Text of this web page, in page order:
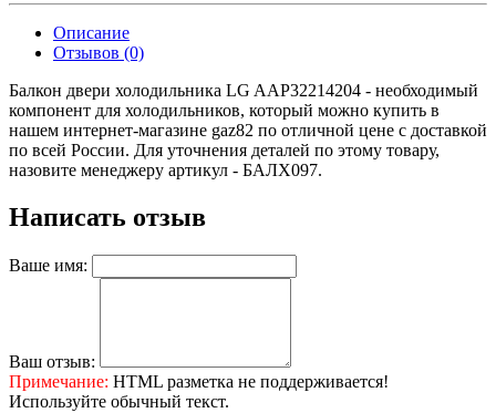
Описание
Отзывов (0)
Балкон двери холодильника LG AAP32214204 - необходимый
компонент для холодильников, который можно купить в
нашем интернет-магазине gaz82 по отличной цене с доставкой
по всей России. Для уточнения деталей по этому товару,
назовите менеджеру артикул - БАЛХ097.
Написать отзыв
Ваше имя:
Ваш отзыв:
Примечание: HTML разметка не поддерживается!
Используйте обычный текст.